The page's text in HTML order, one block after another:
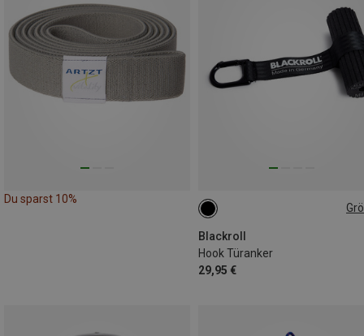
Du sparst 10%
Blackroll
Hook Türanker
29,95 €
D